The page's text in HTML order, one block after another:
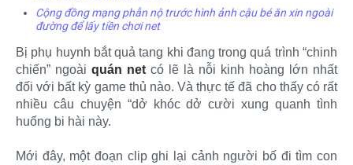
Cộng đồng mạng phẫn nộ trước hình ảnh cậu bé ăn xin ngoài
đường để lấy tiền chơi net
Bị phụ huynh bắt quả tang khi đang trong quá trình “chinh
chiến” ngoài quán net có lẽ là nỗi kinh hoàng lớn nhất
đối với bất kỳ game thủ nào. Và thực tế đã cho thấy có rất
nhiều câu chuyện “dở khóc dở cười xung quanh tình
huống bi hài này.
Mới đây, một đoạn clip ghi lại cảnh người bố đi tìm con